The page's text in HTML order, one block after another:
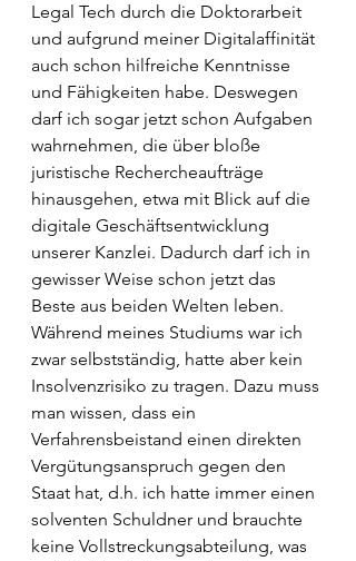
Legal Tech durch die Doktorarbeit
und aufgrund meiner Digitalaffinität
auch schon hilfreiche Kenntnisse
und Fähigkeiten habe. Deswegen
darf ich sogar jetzt schon Aufgaben
wahrnehmen, die über bloße
juristische Rechercheaufträge
hinausgehen, etwa mit Blick auf die
digitale Geschäftsentwicklung
unserer Kanzlei. Dadurch darf ich in
gewisser Weise schon jetzt das
Beste aus beiden Welten leben.
Während meines Studiums war ich
zwar selbstständig, hatte aber kein
Insolvenzrisiko zu tragen. Dazu muss
man wissen, dass ein
Verfahrensbeistand einen direkten
Vergütungsanspruch gegen den
Staat hat, d.h. ich hatte immer einen
solventen Schuldner und brauchte
keine Vollstreckungsabteilung, was